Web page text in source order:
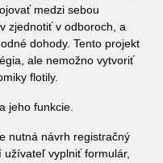
medzi sebou
zjednotiť v odboroch, a
dohody. Tento projekt
ale nemožno vytvoriť
flotily.
jeho funkcie.
nutná návrh registračný
vyplniť formulár,